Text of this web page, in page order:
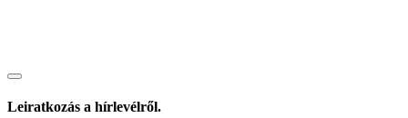
Leiratkozás a hírlevélről.